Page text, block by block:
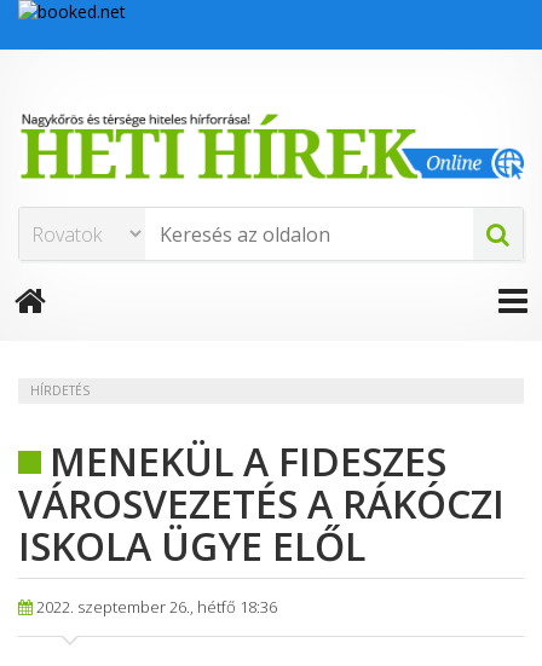
HÍRDETÉS
MENEKÜL A FIDESZES
VÁROSVEZETÉS A RÁKÓCZI
ISKOLA ÜGYE ELŐL
2022. szeptember 26., hétfő 18:36